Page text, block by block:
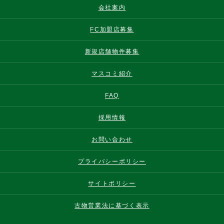
会社案内
FC加盟店募集
新規店舗物件募集
マスコミ紹介
FAQ
採用情報
お問い合わせ
プライバシーポリシー
サイトポリシー
古物営業法に基づく表示